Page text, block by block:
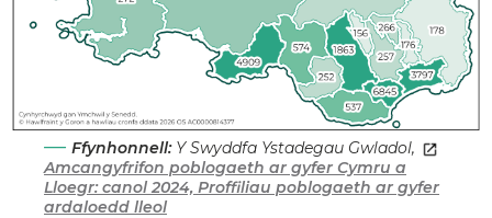
Ffynhonnell: Y Swyddfa Ystadegau Gwladol,
Amcangyfrifon poblogaeth ar gyfer Cymru a
Lloegr: canol 2024, Proffiliau poblogaeth ar gyfer
ardaloedd lleol